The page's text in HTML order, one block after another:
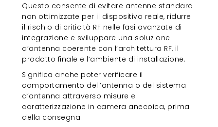
Questo consente di evitare antenne standard
non ottimizzate per il dispositivo reale, ridurre
il rischio di criticità RF nelle fasi avanzate di
integrazione e sviluppare una soluzione
d’antenna coerente con l’architettura RF, il
prodotto finale e l’ambiente di installazione.
Significa anche poter verificare il
comportamento dell’antenna o del sistema
d’antenna attraverso misure e
caratterizzazione in camera anecoica, prima
della consegna.